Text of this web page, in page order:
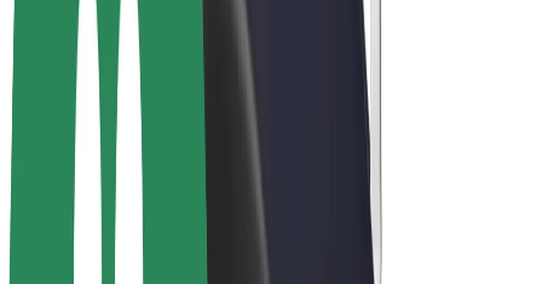
Bolt for Business
E-bicykle
Bolt Plus
Zarábajte s Boltom
Vodiči